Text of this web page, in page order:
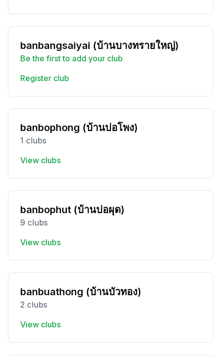
banbangsaiyai (บ้านบางทรายใหญ่)
Be the first to add your club
Register club
banbophong (บ้านบ่อโพง)
1 clubs
View clubs
banbophut (บ้านบ่อผุด)
9 clubs
View clubs
banbuathong (บ้านบัวทอง)
2 clubs
View clubs